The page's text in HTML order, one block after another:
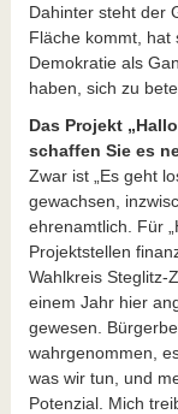
Dahinter steht der
Fläche kommt, hat
Demokratie als
haben, sich zu
Das Projekt
schaffen Sie es
Zwar ist „Es geht
gewachsen,
ehrenamtlich. Für
Projektstellen
Wahlkreis Steglitz-
einem Jahr hier
gewesen.
wahrgenommen,
was wir tun, und
Potenzial. Mich